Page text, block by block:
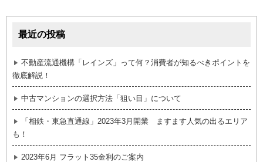
最近の投稿
不動産流通機構「レインズ」って何？消費者が知るべきポイントを
徹底解説！
中古マンションの選択方法「狙い目」について
「相鉄・東急直通線」2023年3月開業 ますます人気の出るエリア
も！
2023年6月 フラット35金利のご案内